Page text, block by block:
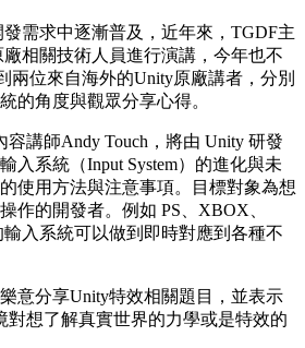
需求中逐漸普及，近年來，TGDF主
相關技術人員進行演講，今年也不
兩位來自海外的Unity原廠講者，分別
的角度與觀眾分享心得。
講師Andy Touch，將由 Unity 研發
入系統（Input System）的進化與未
使用方法與注意事項。目標對象為想
作的開發者。例如 PS、XBOX、
入系統可以做到即時對應到各種不
意分享Unity特效相關題目，並表示
對想了解真實世界的力學或是特效的